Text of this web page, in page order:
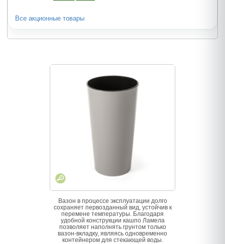
Все акционные товары
Вазон в процессе эксплуатации долго
сохраняет первозданный вид, устойчив к
перемене температуры. Благодаря
удобной конструкции кашпо Ламела
позволяет наполнять грунтом только
вазон-вкладку, являясь одновременно
контейнером для стекающей воды.